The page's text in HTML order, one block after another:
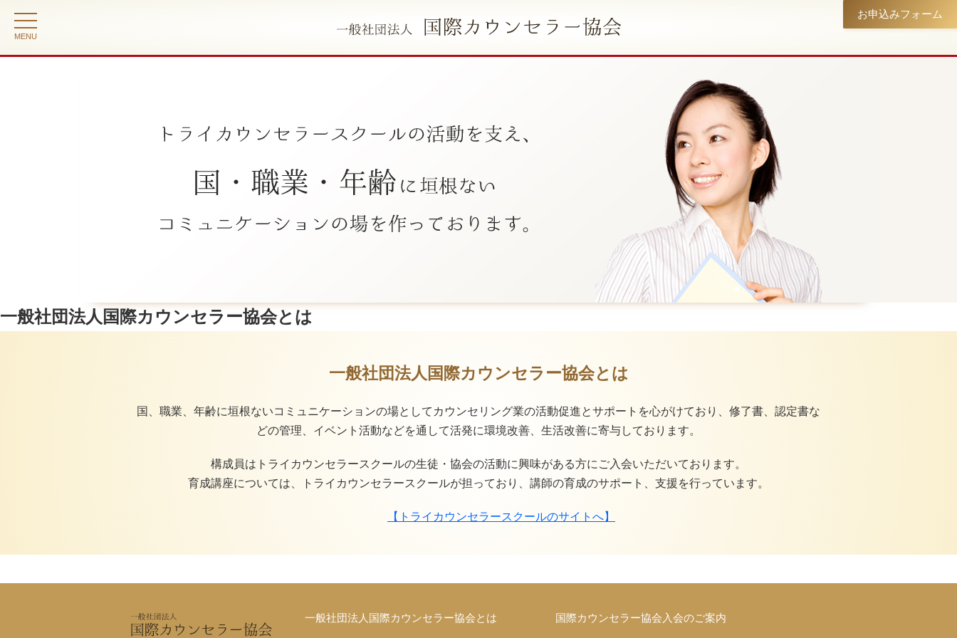
toggle
navigation
お申込みフォーム
一般社団法人国際カウンセラー協会とは
一般社団法人国際カウンセラー協会とは
国、職業、年齢に垣根ないコミュニケーションの場としてカウンセリング業の活動促進とサポートを心がけており、修了書、認定書な
どの管理、イベント活動などを通して活発に環境改善、生活改善に寄与しております。
構成員はトライカウンセラースクールの生徒・協会の活動に興味がある方にご入会いただいております。
育成講座については、トライカウンセラースクールが担っており、講師の育成のサポート、支援を行っています。
【トライカウンセラースクールのサイトへ】
一般社団法人国際カウンセラー協会とは 国際カウンセラー協会入会のご案内